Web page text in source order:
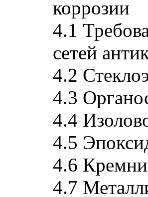
коррозии
4.1
сетей
4.2
4.3
4.4
4.5
4.6
4.7